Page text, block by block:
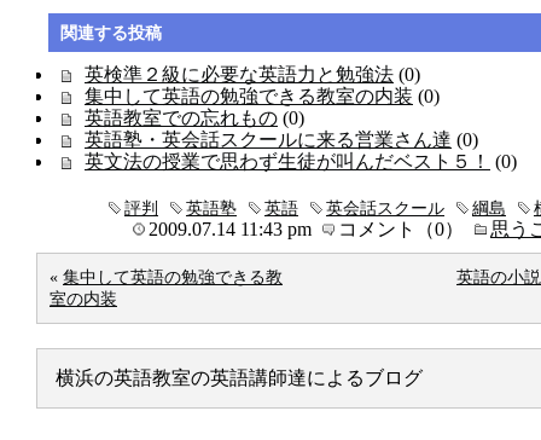
関連する投稿
英検準２級に必要な英語力と勉強法 (0)
集中して英語の勉強できる教室の内装 (0)
英語教室での忘れもの (0)
英語塾・英会話スクールに来る営業さん達 (0)
英文法の授業で思わず生徒が叫んだベスト５！
(0)
綱島
英会話スクール
英語
英語塾
評判
2009.07.14 11:43 pm コメント（0） 思う
« 集中して英語の勉強できる教
室の内装
英語の小説
横浜の英語教室の英語講師達によるブログ